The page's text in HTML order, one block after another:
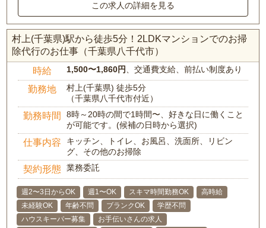
この求人の詳細を見る
村上(千葉県)駅から徒歩5分！2LDKマンションでのお掃
除代行のお仕事（千葉県八千代市）
時給 1,500〜1,860円、交通費支給、前払い制度あり
勤務地
村上(千葉県) 徒歩5分
（千葉県八千代市付近）
勤務時間
8時～20時の間で1時間〜、好きな日に働くこと
が可能です。(候補の日時から選択)
仕事内容
キッチン、トイレ、お風呂、洗面所、リビン
グ、その他のお掃除
契約形態 業務委託
週2〜3日からOK 週1〜OK スキマ時間勤務OK
高時給
未経験OK
年齢不問 ブランクOK
学歴不問
ハウスキーパー募集
お手伝いさんの求人